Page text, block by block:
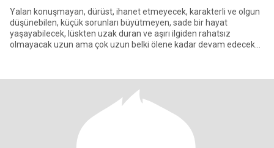
Yalan konuşmayan, dürüst, ihanet etmeyecek, karakterli ve olgun
düşünebilen, küçük sorunları büyütmeyen, sade bir hayat
yaşayabilecek, lüskten uzak duran ve aşırı ilgiden rahatsız
olmayacak uzun ama çok uzun belki ölene kadar devam edecek